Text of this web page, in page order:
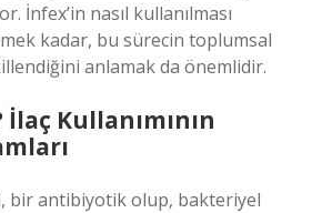
İnfex’in nasıl kullanılması
kadar, bu sürecin toplumsal
anlamak da önemlidir.
Kullanımının
bir antibiyotik olup, bakteriyel